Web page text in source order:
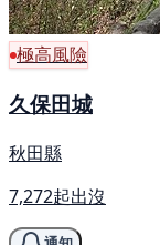
極高風險
久保田城
秋田縣
7,272起出沒